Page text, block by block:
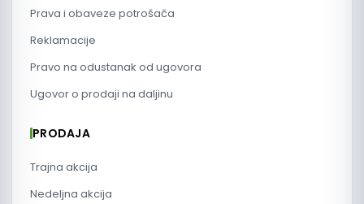
Prava i obaveze potrošača
Reklamacije
Pravo na odustanak od ugovora
Ugovor o prodaji na daljinu
PRODAJA
Trajna akcija
Nedeljna akcija